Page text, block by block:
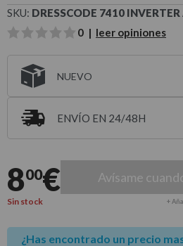
SKU: DRESSCODE 7410
0 | leer opiniones
NUEVO
ENVÍO EN 24/48H
800€ Avísame
Sin stock +
¿Has encontrado un precio